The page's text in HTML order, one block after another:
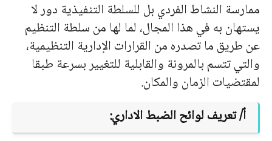
ممارسة النشاط الفردي بل للسلطة التنفيذية دور لا
يستهان به في هذا المجال، لما لها من سلطة التنظيم
عن طريق ما تصدره من القرارات الإدارية التنظيمية،
والتي تتسم بالمرونة والقابلية للتغيير بسرعة طبقا
لمقتضيات الزمان والمكان.
أ/ تعريف لوائح الضبط الاداري: